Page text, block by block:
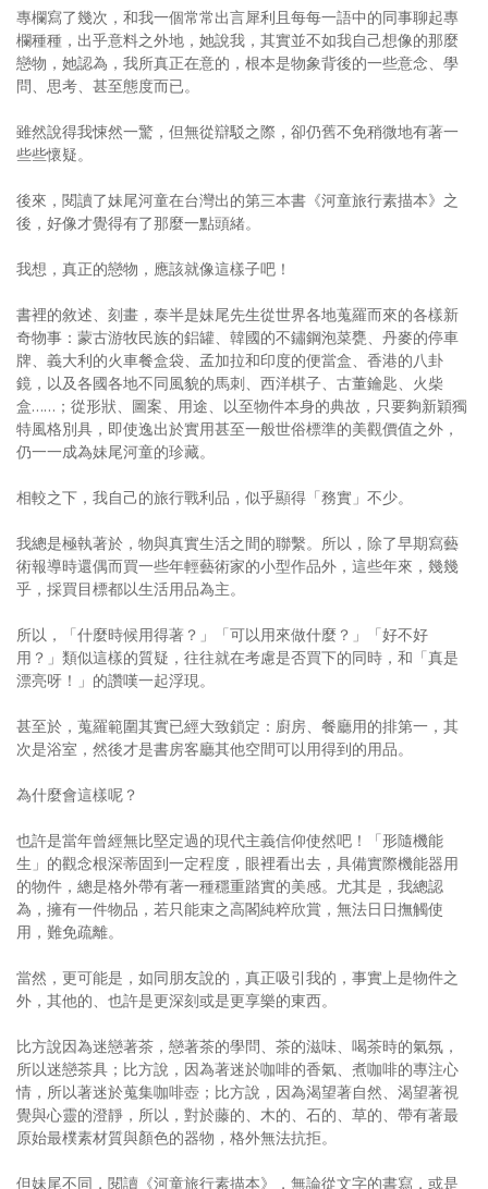
專欄寫了幾次，和我一個常常出言犀利且每每一語中的同事聊起專
欄種種，出乎意料之外地，她說我，其實並不如我自己想像的那麼
戀物，她認為，我所真正在意的，根本是物象背後的一些意念、學
問、思考、甚至態度而已。
雖然說得我悚然一驚，但無從辯駁之際，卻仍舊不免稍微地有著一
些些懷疑。
後來，閱讀了妹尾河童在台灣出的第三本書《河童旅行素描本》之
後，好像才覺得有了那麼一點頭緒。
我想，真正的戀物，應該就像這樣子吧！
書裡的敘述、刻畫，泰半是妹尾先生從世界各地蒐羅而來的各樣新
奇物事：蒙古游牧民族的鋁罐、韓國的不鏽鋼泡菜甕、丹麥的停車
牌、義大利的火車餐盒袋、孟加拉和印度的便當盒、香港的八卦
鏡，以及各國各地不同風貌的馬刺、西洋棋子、古董鑰匙、火柴
盒……；從形狀、圖案、用途、以至物件本身的典故，只要夠新穎獨
特風格別具，即使逸出於實用甚至一般世俗標準的美觀價值之外，
仍一一成為妹尾河童的珍藏。
相較之下，我自己的旅行戰利品，似乎顯得「務實」不少。
我總是極執著於，物與真實生活之間的聯繫。所以，除了早期寫藝
術報導時還偶而買一些年輕藝術家的小型作品外，這些年來，幾幾
乎，採買目標都以生活用品為主。
所以，「什麼時候用得著？」「可以用來做什麼？」「好不好
用？」類似這樣的質疑，往往就在考慮是否買下的同時，和「真是
漂亮呀！」的讚嘆一起浮現。
甚至於，蒐羅範圍其實已經大致鎖定：廚房、餐廳用的排第一，其
次是浴室，然後才是書房客廳其他空間可以用得到的用品。
為什麼會這樣呢？
也許是當年曾經無比堅定過的現代主義信仰使然吧！「形隨機能
生」的觀念根深蒂固到一定程度，眼裡看出去，具備實際機能器用
的物件，總是格外帶有著一種穩重踏實的美感。尤其是，我總認
為，擁有一件物品，若只能束之高閣純粹欣賞，無法日日撫觸使
用，難免疏離。
當然，更可能是，如同朋友說的，真正吸引我的，事實上是物件之
外，其他的、也許是更深刻或是更享樂的東西。
比方說因為迷戀著茶，戀著茶的學問、茶的滋味、喝茶時的氣氛，
所以迷戀茶具；比方說，因為著迷於咖啡的香氣、煮咖啡的專注心
情，所以著迷於蒐集咖啡壺；比方說，因為渴望著自然、渴望著視
覺與心靈的澄靜，所以，對於藤的、木的、石的、草的、帶有著最
原始最樸素材質與顏色的器物，格外無法抗拒。
但妹尾不同，閱讀《河童旅行素描本》，無論從文字的書寫，或是